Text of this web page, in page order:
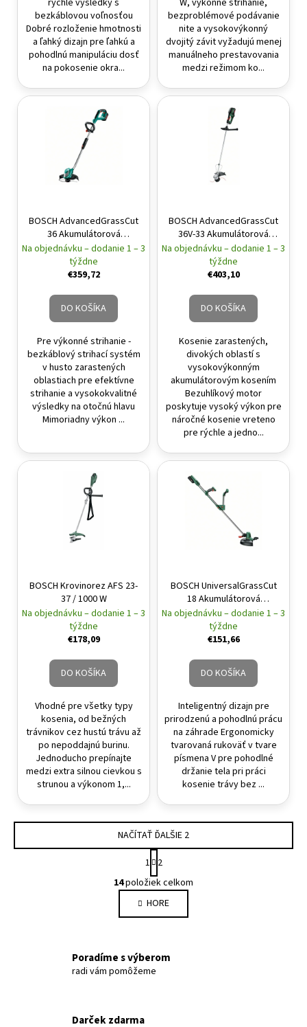
bezkáblovou voľnosťou
Dobré rozloženie hmotnosti
a ľahký dizajn pre ľahkú a
pohodlnú manipuláciu dosť
na pokosenie okra...
bezproblémové podávanie
nite a vysokovýkonný
dvojitý závit vyžadujú menej
manuálneho prestavovania
medzi režimom ko...
BOSCH AdvancedGrassCut
36 Akumulátorová
strunová kosačka (1x2,0
Ah)
Na objednávku – dodanie 1 – 3
týždne
€359,72
DO KOŠÍKA
Pre výkonné strihanie -
bezkáblový strihací systém
v husto zarastených
oblastiach pre efektívne
strihanie a vysokokvalitné
výsledky na otočnú hlavu
Mimoriadny výkon ...
BOSCH AdvancedGrassCut
36V-33 Akumulátorová
strunová kosačka (1x2,0
Ah)
Na objednávku – dodanie 1 – 3
týždne
€403,10
DO KOŠÍKA
Kosenie zarastených,
divokých oblastí s
vysokovýkonným
akumulátorovým kosením
Bezuhlíkový motor
poskytuje vysoký výkon pre
náročné kosenie vreteno
pre rýchle a jedno...
BOSCH Krovinorez AFS 23-
37 / 1000 W
Na objednávku – dodanie 1 – 3
týždne
€178,09
DO KOŠÍKA
Vhodné pre všetky typy
kosenia, od bežných
trávnikov cez hustú trávu až
po nepoddajnú burinu.
Jednoducho prepínajte
medzi extra silnou cievkou s
strunou a výkonom 1,...
BOSCH UniversalGrassCut
18 Akumulátorová
strunová kosačka (bez
akumulátora a nabíjačky)
Na objednávku – dodanie 1 – 3
týždne
€151,66
DO KOŠÍKA
Inteligentný dizajn pre
prirodzenú a pohodlnú prácu
na záhrade Ergonomicky
tvarovaná rukoväť v tvare
písmena V pre pohodlné
držanie tela pri práci
kosenie trávy bez ...
Ovládacie prvky výpisu
NAČÍTAŤ ĎALŠIE 2
Stránkovanie
1
2
14položiek celkom
HORE
Poradíme s výberom
radi vám pomôžeme
Darček zdarma